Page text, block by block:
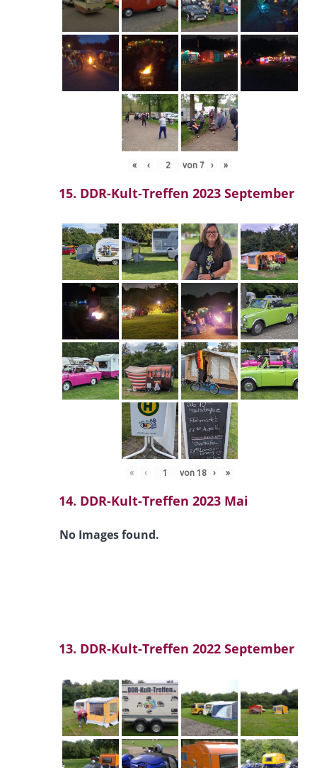
« ‹ von 7 › »
15. DDR-Kult-Treffen 2023 September
« ‹ von 18 › »
14. DDR-Kult-Treffen 2023 Mai
No Images found.
13. DDR-Kult-Treffen 2022 September